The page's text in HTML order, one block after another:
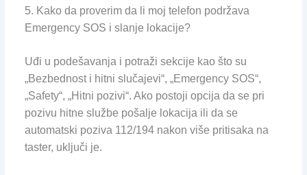
5. Kako da proverim da li moj telefon podržava
Emergency SOS i slanje lokacije?
Uđi u podešavanja i potraži sekcije kao što su
„Bezbednost i hitni slučajevi“, „Emergency SOS“,
„Safety“, „Hitni pozivi“. Ako postoji opcija da se pri
pozivu hitne službe pošalje lokacija ili da se
automatski poziva 112/194 nakon više pritisaka na
taster, uključi je.